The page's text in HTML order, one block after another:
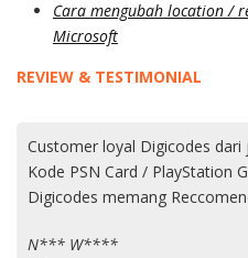
Cara mengubah location /
Microsoft
REVIEW & TESTIMONIAL
Customer loyal Digicodes
Kode PSN Card / PlayStation
Digicodes memang
N*** W****